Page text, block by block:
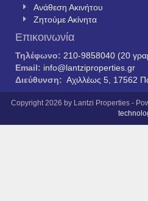
Ανάθεση Ακινήτου
Ζητούμε Ακίνητα
Επικοινωνία
Τηλέφωνο: 210-9858040 (20
Email: info@lantziproperties.gr
Διεύθυνση: Αχιλλέως 5, 17562
Copyright 2026 by Lantzi Properties -